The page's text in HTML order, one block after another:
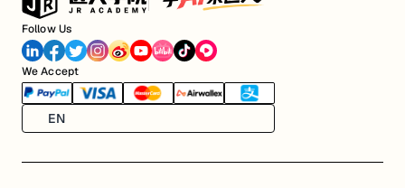
Follow Us
We Accept
EN